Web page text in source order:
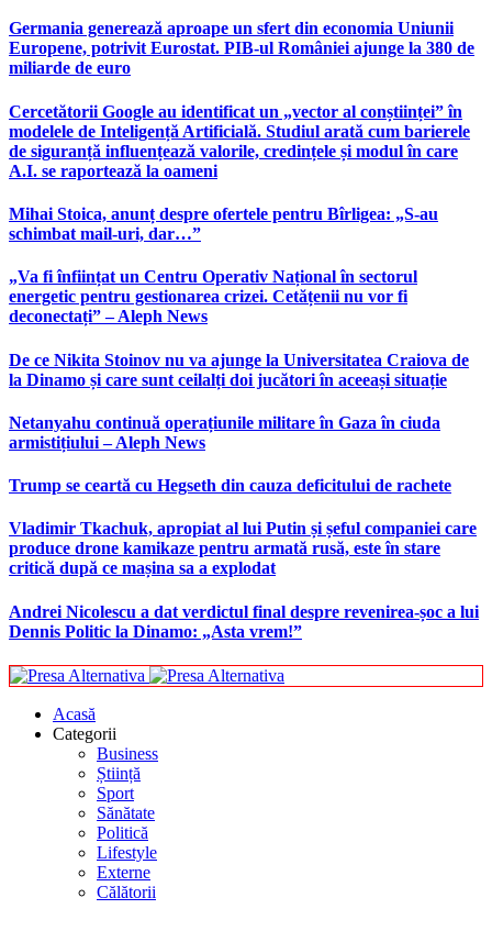
Germania generează aproape un sfert din economia Uniunii
Europene, potrivit Eurostat. PIB-ul României ajunge la 380 de
miliarde de euro
Cercetătorii Google au identificat un „vector al conștiinței” în
modelele de Inteligență Artificială. Studiul arată cum barierele
de siguranță influențează valorile, credințele și modul în care
A.I. se raportează la oameni
Mihai Stoica, anunț despre ofertele pentru Bîrligea: „S-au
schimbat mail-uri, dar…”
„Va fi înființat un Centru Operativ Național în sectorul
energetic pentru gestionarea crizei. Cetățenii nu vor fi
deconectați” – Aleph News
De ce Nikita Stoinov nu va ajunge la Universitatea Craiova de
la Dinamo și care sunt ceilalți doi jucători în aceeași situație
Netanyahu continuă operațiunile militare în Gaza în ciuda
armistițiului – Aleph News
Trump se ceartă cu Hegseth din cauza deficitului de rachete
Vladimir Tkachuk, apropiat al lui Putin și șeful companiei care
produce drone kamikaze pentru armată rusă, este în stare
critică după ce mașina sa a explodat
Andrei Nicolescu a dat verdictul final despre revenirea-șoc a lui
Dennis Politic la Dinamo: „Asta vrem!”
Acasă
Categorii
Business
Știință
Sport
Sănătate
Politică
Lifestyle
Externe
Călătorii